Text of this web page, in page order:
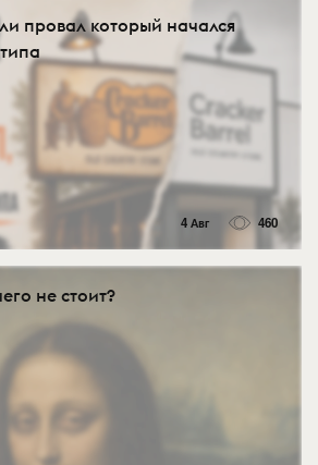
провал который начался
4 Авг 460
не стоит?